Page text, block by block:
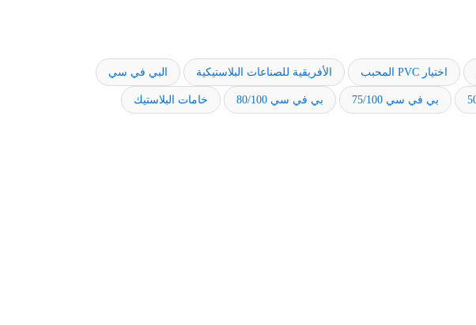
اختيار PVC المحبب الأفريقية للصناعات البلاستيكية البي في سي
بي في سي 75/100 بي في سي 80/100 خامات البلاستيك